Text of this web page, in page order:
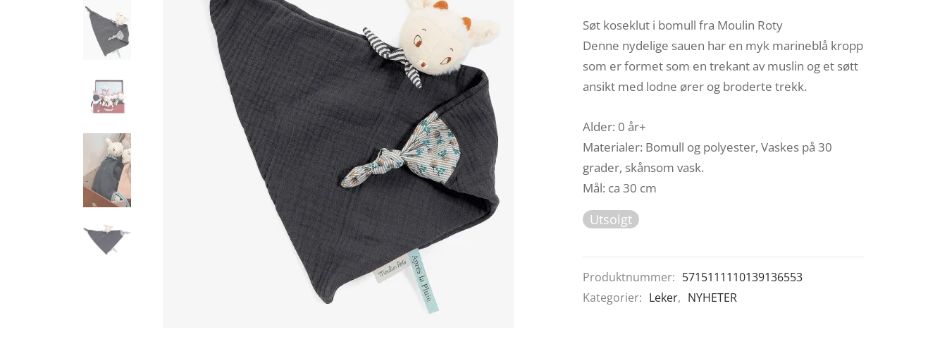
Søt koseklut i bomull fra Moulin Roty
Denne nydelige sauen har en myk marineblå kropp
som er formet som en trekant av muslin og et søtt
ansikt med lodne ører og broderte trekk.
Alder: 0 år+
Materialer: Bomull og polyester, Vaskes på 30
grader, skånsom vask.
Mål: ca 30 cm
Utsolgt
Produktnummer: 5715111110139136553
Kategorier: Leker, NYHETER